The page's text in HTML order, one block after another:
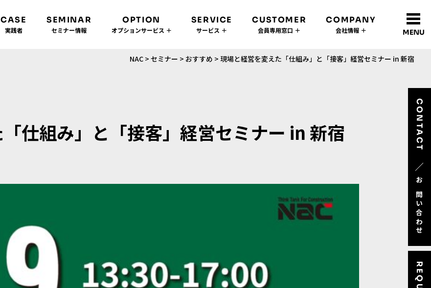
CASE
実践者
SEMINAR
セミナー情報
OPTION
オプションサービス ＋
SERVICE
サービス ＋
CUSTOMER
会員専用窓口 ＋
COMPANY
会社情報 ＋ MENU
CONTACT
／
お問い合わせ
NAC >セミナー > おすすめ >現場と経営を変えた「仕組み」と「接客」経営セミナー in 新宿
仕組み」と「接客」経営セミナー in 新宿